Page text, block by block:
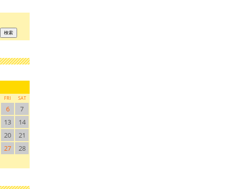
FRI SAT
6
7
13
14
20
21
27
28